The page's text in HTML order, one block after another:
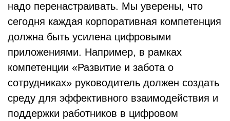
надо перенастраивать. Мы уверены, что
сегодня каждая корпоративная компетенция
должна быть усилена цифровыми
приложениями. Например, в рамках
компетенции «Развитие и забота о
сотрудниках» руководитель должен создать
среду для эффективного взаимодействия и
поддержки работников в цифровом